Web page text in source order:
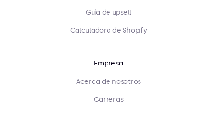
Guía de upsell
Calculadora de Shopify
Empresa
Acerca de nosotros
Carreras